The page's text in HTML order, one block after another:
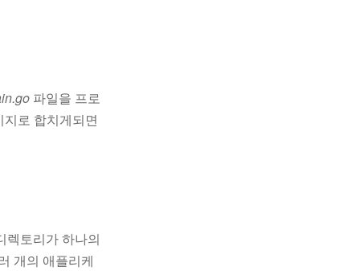
파일을 프로
로 합치게되면
렉토리가 하나의
개의 애플리케